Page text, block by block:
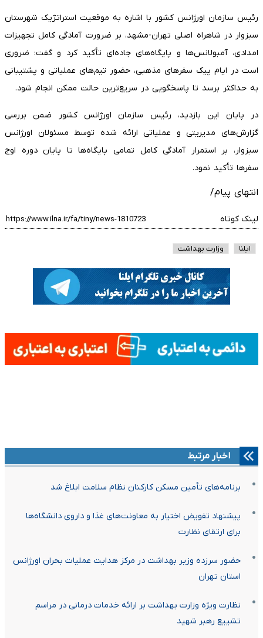
رئیس سازمان اورژانس کشور با اشاره به موقعیت استراتژیک شهرستان
سبزوار در شاهراه اصلی تهران-مشهد، بر ضرورت آمادگی کامل تجهیزات
امدادی، آمبولانس‌ها و پایگاه‌های جاده‌ای تأکید کرد و گفت: ضروری
است در ایام پیک سفرهای مذهبی، حضور تیم‌های عملیاتی و پشتیبانی
به حداکثر برسد تا پاسخگویی در سریع‌ترین حالت ممکن انجام شود.
در پایان این بازدید، رئیس سازمان اورژانس کشور ضمن بررسی
گزارش‌های مدیریتی و عملیاتی ارائه شده توسط مسئولان اورژانس
سبزوار، بر استمرار آمادگی کامل تمامی پایگاه‌ها تا پایان دوره اوج
سفرها تأکید نمود.
انتهای پیام/
لینک کوتاه
ایلنا وزارت بهداشت
اخبار مرتبط
برنامه‌های تأمین مسکن کارکنان نظام سلامت ابلاغ شد
پیشنهاد تفویض اختیار به معاونت‌های غذا و داروی دانشگاه‌ها
برای ارتقای نظارت
حضور سرزده وزیر بهداشت در مرکز هدایت عملیات بحران اورژانس
استان تهران
نظارت ویژه وزارت بهداشت بر ارائه خدمات درمانی در مراسم
تشییع رهبر شهید